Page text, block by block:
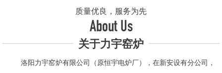
质量优良，服务为先
About Us
关于力宇窑炉
洛阳力宇窑炉有限公司（原恒宇电炉厂），在新安设有分公司，